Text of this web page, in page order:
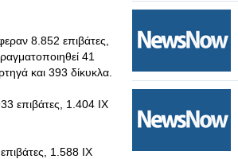
8.852 επιβάτες,
41
και 393 δίκυκλα.
επιβάτες, 1.404 ΙΧ
1.588 ΙΧ